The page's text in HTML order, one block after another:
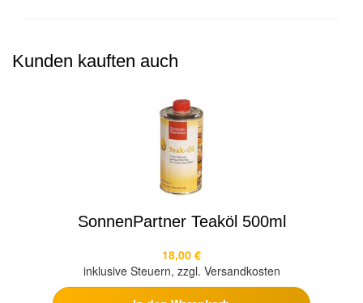
Kunden kauften auch
SonnenPartner Teaköl 500ml
18,00 €
inklusive Steuern, zzgl. Versandkosten